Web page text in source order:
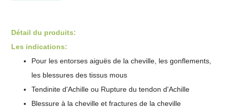
Détail du produits:
Les indications:
Pour les entorses aiguës de la cheville, les gonflements,
les blessures des tissus mous
Tendinite d'Achille ou Rupture du tendon d'Achille
Blessure à la cheville et fractures de la cheville